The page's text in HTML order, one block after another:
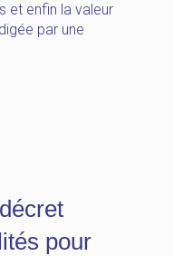
et enfin la valeur
par une
pour